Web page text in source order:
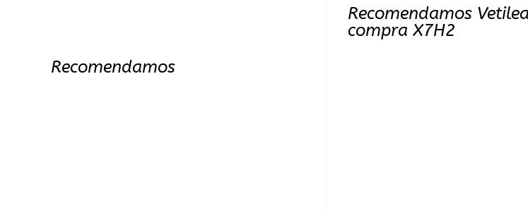
Recomendamos
Recomendamos
compra X7H2